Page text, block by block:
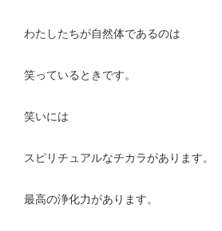
わたしたちが自然体であるのは
笑っているときです。
笑いには
スピリチュアルなチカラがあります。
最高の浄化力があります。